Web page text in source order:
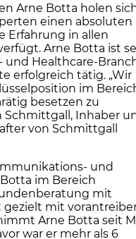
Arne Botta holen
einen absoluten
Erfahrung in allen
Arne Botta ist
und Healthcare-
erfolgreich tätig. „Wir
im
besetzen zu
Schmittgall, Inhaber
von Schmittgall
und
im Bereich
mit
gezielt mit
Arne Botta seit
war er mehr als 6